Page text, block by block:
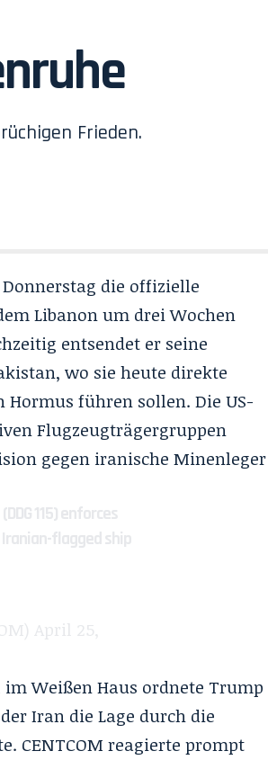
Frieden.
die offizielle
Libanon um drei Wochen
entsendet er seine
wo sie heute direkte
Hormus führen sollen. Die US-
Flugzeugträgergruppen
gegen iranische Minenleger
115) enforces
flagged ship
April 25,
Weißen Haus ordnete Trump
Iran die Lage durch die
CENTCOM reagierte prompt